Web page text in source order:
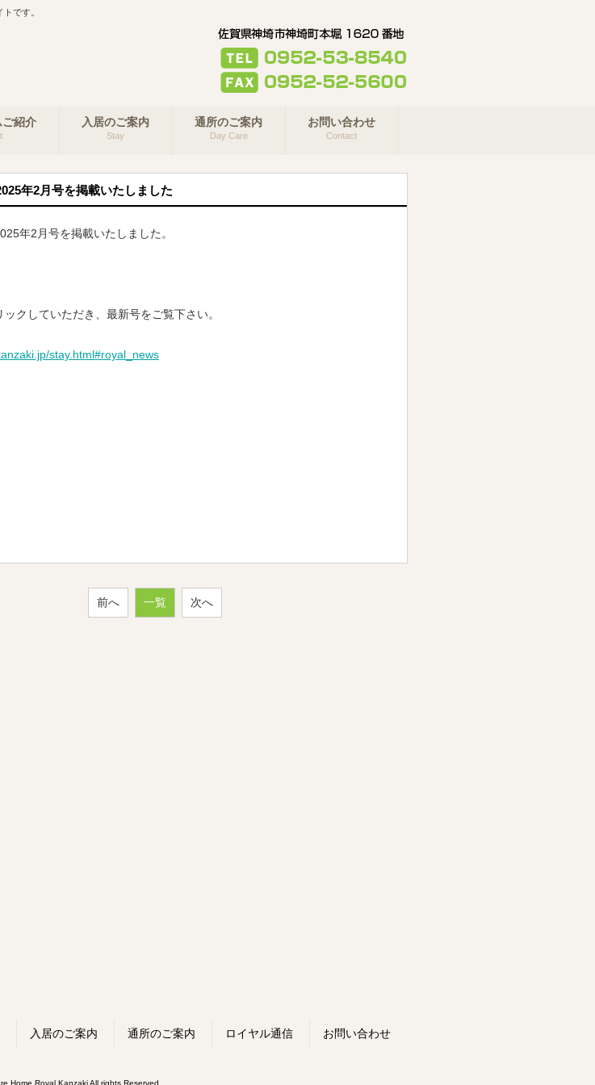
です。
紹介 入居のご案内
Stay
通所のご案内
Day Care
お問い合わせ
Contact
年2月号を掲載いたしました
年2月号を掲載いたしました。
ックしていただき、最新号をご覧下さい。
stay.html#royal_news
前へ 一覧 次へ
入居のご案内 通所のご案内 ロイヤル通信 お問い合わせ
Home Royal Kanzaki All rights Reserved.